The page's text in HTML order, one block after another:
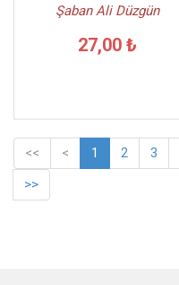
Şaban Ali Düzgün
27,00 ₺
<< < 1 2 3
>>